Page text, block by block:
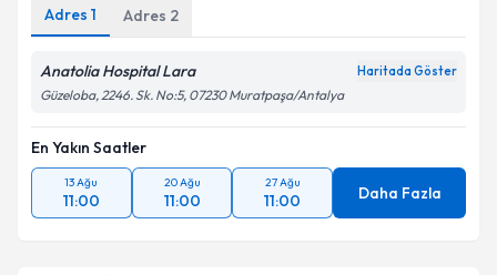
Adres 1 Adres 2
Anatolia Hospital Lara Haritada Göster
Güzeloba, 2246. Sk. No:5, 07230 Muratpaşa/Antalya
En Yakın Saatler
13 Ağu
11:00
20 Ağu
11:00
27 Ağu
11:00 Daha Fazla